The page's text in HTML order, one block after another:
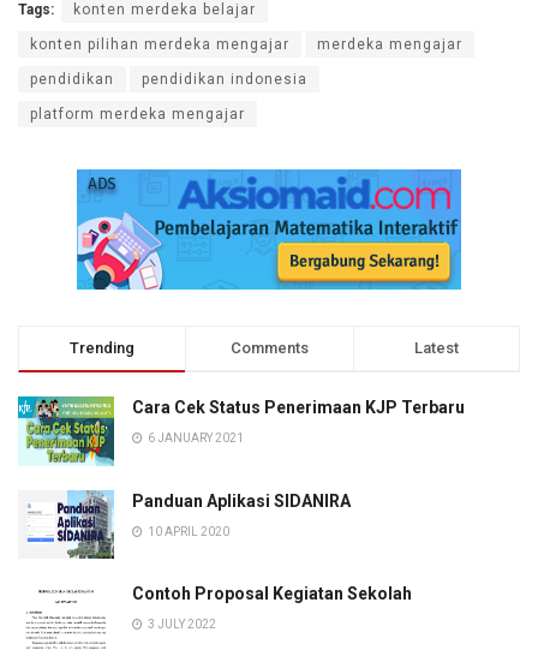
Tags: konten merdeka belajar
konten pilihan merdeka mengajar merdeka mengajar
pendidikan pendidikan indonesia
platform merdeka mengajar
Trending Comments Latest
Cara Cek Status Penerimaan KJP Terbaru
6 JANUARY 2021
Panduan Aplikasi SIDANIRA
10 APRIL 2020
Contoh Proposal Kegiatan Sekolah
3 JULY 2022